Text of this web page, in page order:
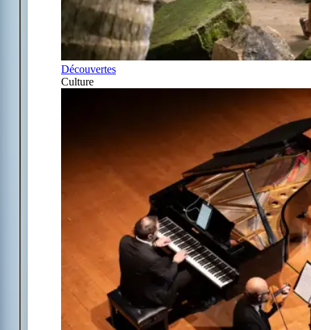
Découvertes
Culture